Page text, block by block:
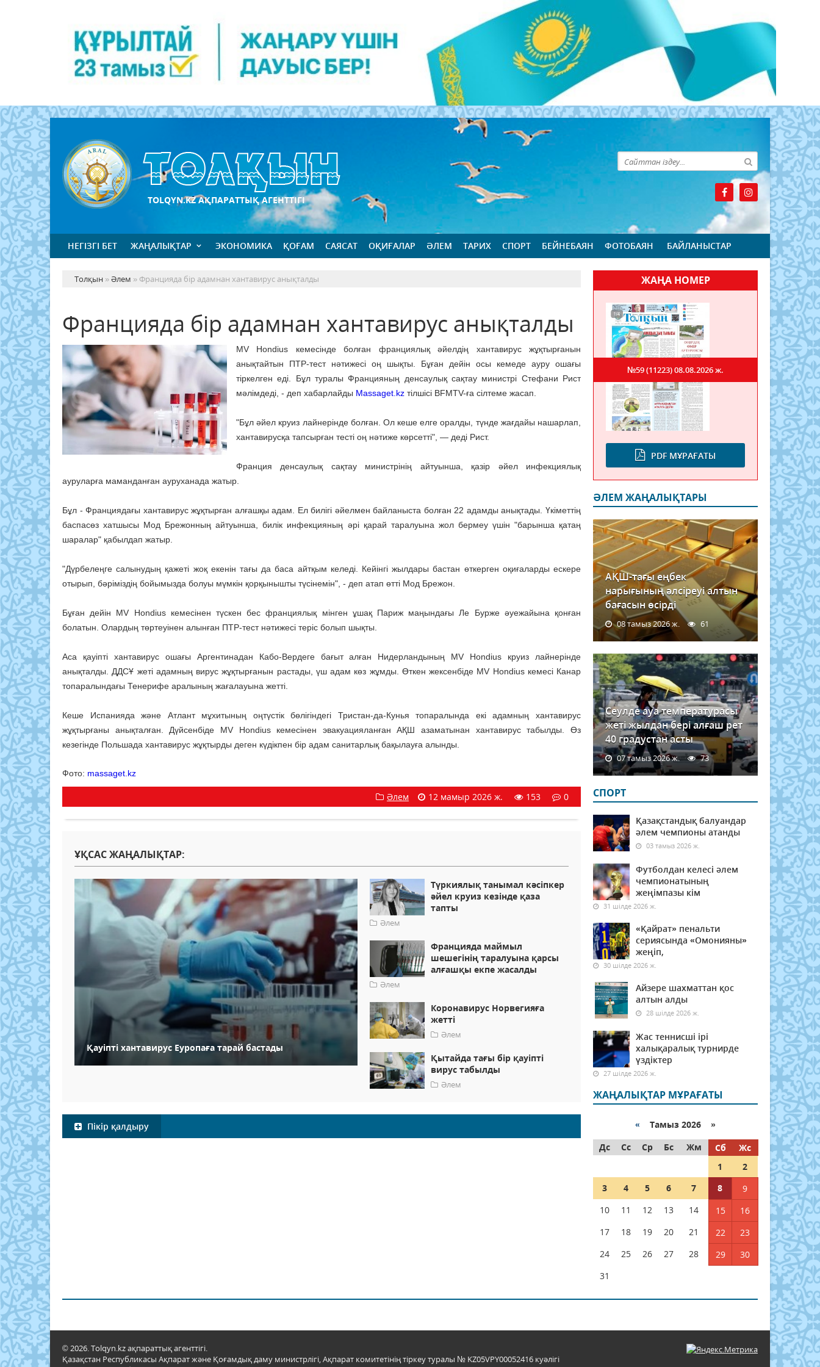
TOLQYN.KZ АҚПАРАТТЫҚ АГЕНТТІГІ
НЕГІЗГІ БЕТ ЖАҢАЛЫҚТАР ЭКОНОМИКА ҚОҒАМ САЯСАТ ОҚИҒАЛАР ӘЛЕМ ТАРИХ СПОРТ БЕЙНЕБАЯН ФОТОБАЯН БАЙЛАНЫСТАР
Толқын »Әлем » Францияда бір адамнан хантавирус анықталды
Францияда бір адамнан хантавирус анықталды
MV Hondius кемесінде болған франциялық әйелдің хантавирус жұқтырғанын
анықтайтын ПТР-тест нәтижесі оң шықты. Бұған дейін осы кемеде ауру ошағы
тіркелген еді. Бұл туралы Францияның денсаулық сақтау министрі Стефани Рист
мәлімдеді, - деп хабарлайды Massaget.kz тілшісі BFMTV-ға сілтеме жасап.
"Бұл әйел круиз лайнерінде болған. Ол кеше елге оралды, түнде жағдайы нашарлап,
хантавирусқа тапсырған тесті оң нәтиже көрсетті", — деді Рист.
Франция денсаулық сақтау министрінің айтуынша, қазір әйел инфекциялық
ауруларға маманданған ауруханада жатыр.
Бұл - Франциядағы хантавирус жұқтырған алғашқы адам. Ел билігі әйелмен байланыста болған 22 адамды анықтады. Үкіметтің
баспасөз хатшысы Мод Брежонның айтуынша, билік инфекцияның әрі қарай таралуына жол бермеу үшін "барынша қатаң
шаралар" қабылдап жатыр.
"Дүрбелеңге салынудың қажеті жоқ екенін тағы да баса айтқым келеді. Кейінгі жылдары бастан өткерген оқиғаларды ескере
отырып, бәріміздің бойымызда болуы мүмкін қорқынышты түсінемін", - деп атап өтті Мод Брежон.
Бұған дейін MV Hondius кемесінен түскен бес франциялық мінген ұшақ Париж маңындағы Ле Бурже әуежайына қонған
болатын. Олардың төртеуінен алынған ПТР-тест нәтижесі теріс болып шықты.
Аса қауіпті хантавирус ошағы Аргентинадан Кабо-Вердеге бағыт алған Нидерландының MV Hondius круиз лайнерінде
анықталды. ДДСҰ жеті адамның вирус жұқтырғанын растады, үш адам көз жұмды. Өткен жексенбіде MV Hondius кемесі Канар
топаралындағы Тенерифе аралының жағалауына жетті.
Кеше Испанияда және Атлант мұхитының оңтүстік бөлігіндегі Тристан-да-Кунья топаралында екі адамның хантавирус
жұқтырғаны анықталған. Дүйсенбіде MV Hondius кемесінен эвакуацияланған АҚШ азаматынан хантавирус табылды. Өз
кезегінде Польшада хантавирус жұқтырды деген күдікпен бір адам санитарлық бақылауға алынды.
Фото: massaget.kz
Әлем 12 мамыр 2026 ж. 153 0
ҰҚСАС ЖАҢАЛЫҚТАР:
Қауіпті хантавирус Еуропаға тарай бастады
Түркиялық танымал кәсіпкер
әйел круиз кезінде қаза
тапты
Әлем
Францияда маймыл
шешегінің таралуына қарсы
алғашқы екпе жасалды
Әлем
Коронавирус Норвегияға
жетті
Әлем
Қытайда тағы бір қауіпті
вирус табылды
Әлем
Пікір қалдыру
ЖАҢА НОМЕР
PDF МҰРАҒАТЫ
№59 (11223)08.08.2026 ж.
ӘЛЕМ ЖАҢАЛЫҚТАРЫ
АҚШ-тағы еңбек
нарығының әлсіреуі алтын
бағасын өсірді
08 тамыз 2026 ж. 61
Сеулде ауа температурасы
жеті жылдан бері алғаш рет
40 градустан асты
07 тамыз 2026 ж. 73
СПОРТ
Қазақстандық балуандар
әлем чемпионы атанды
03 тамыз 2026 ж.
Футболдан келесі әлем
чемпионатының
жеңімпазы кім
31 шілде 2026 ж.
«Қайрат» пенальти
сериясында «Омонияны»
жеңіп,
30 шілде 2026 ж.
Айзере шахматтан қос
алтын алды
28 шілде 2026 ж.
Жас теннисші ірі
халықаралық турнирде
үздіктер
27 шілде 2026 ж.
ЖАҢАЛЫҚТАР МҰРАҒАТЫ
« Тамыз 2026 »
Дс
Сс Ср Бс Жм Сб
Жс
1
2
3
4 5 6 7 8
9
10
11 12 13 14 15
16
17
18 19 20 21 22
23
24
25 26 27 28 29
30
31
© 2026. Tolqyn.kz ақпараттық агенттігі.
Қазақстан Республикасы Ақпарат және Қоғамдық даму министрлігі, Ақпарат комитетінің тіркеу туралы № KZ05VPY00052416 куәлігі